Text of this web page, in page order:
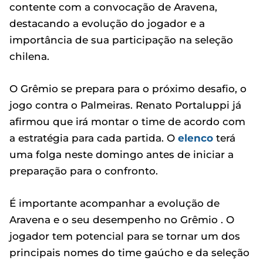
contente com a convocação de Aravena,
destacando a evolução do jogador e a
importância de sua participação na seleção
chilena.
O Grêmio se prepara para o próximo desafio, o
jogo contra o Palmeiras. Renato Portaluppi já
afirmou que irá montar o time de acordo com
a estratégia para cada partida. O elenco terá
uma folga neste domingo antes de iniciar a
preparação para o confronto.
É importante acompanhar a evolução de
Aravena e o seu desempenho no Grêmio . O
jogador tem potencial para se tornar um dos
principais nomes do time gaúcho e da seleção